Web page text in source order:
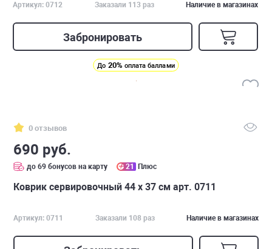
Артикул: 0712 Заказали 113 раз Наличие в магазинах
Забронировать
До 20% оплата баллами
0 отзывов
690 руб.
до 69 бонусов на карту 21 Плюс
Коврик сервировочный 44 х 37 см арт. 0711
Артикул: 0711 Заказали 108 раз Наличие в магазинах